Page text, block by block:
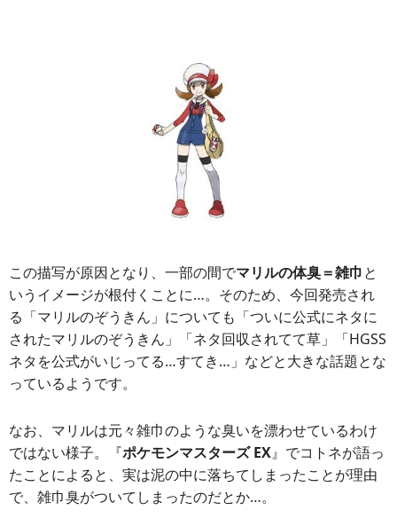
この描写が原因となり、一部の間でマリルの体臭＝雑巾と
いうイメージが根付くことに…。そのため、今回発売され
る「マリルのぞうきん」についても「ついに公式にネタに
されたマリルのぞうきん」「ネタ回収されてて草」「HGSS
ネタを公式がいじってる…すてき…」などと大きな話題とな
っているようです。
なお、マリルは元々雑巾のような臭いを漂わせているわけ
ではない様子。『ポケモンマスターズ EX』でコトネが語っ
たことによると、実は泥の中に落ちてしまったことが理由
で、雑巾臭がついてしまったのだとか…。